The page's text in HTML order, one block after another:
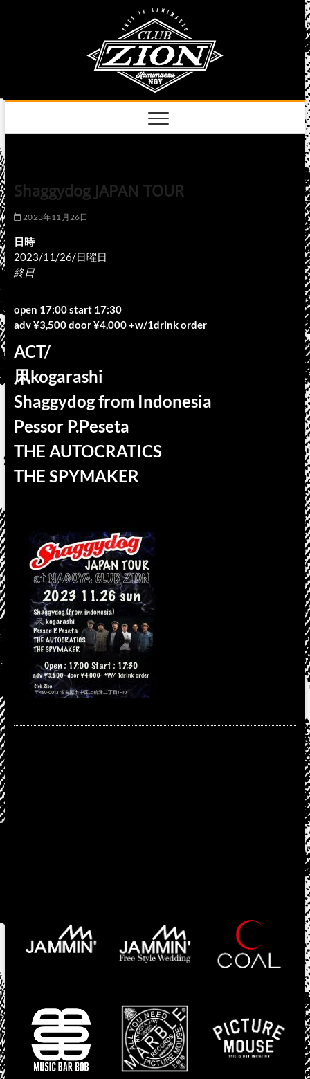
Shaggydog JAPAN TOUR
2023年11月26日
日時
2023/11/26/日曜日
終日
open 17:00 start 17:30
adv ¥3,500 door ¥4,000 +w/1drink order
ACT/
凩kogarashi
Shaggydog from Indonesia
Pessor P.Peseta
THE AUTOCRATICS
THE SPYMAKER